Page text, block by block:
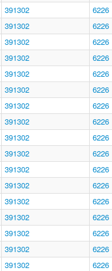
391302
6226
391302
6226
391302
6226
391302
6226
391302
6226
391302
6226
391302
6226
391302
6226
391302
6226
391302
6226
391302
6226
391302
6226
391302
6226
391302
6226
391302
6226
391302
6226
391302
6226